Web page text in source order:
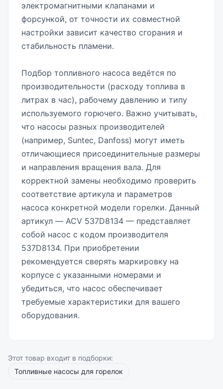
электромагнитными клапанами и
форсункой, от точности их совместной
настройки зависит качество сгорания и
стабильность пламени.
Подбор топливного насоса ведётся по
производительности (расходу топлива в
литрах в час), рабочему давлению и типу
используемого горючего. Важно учитывать,
что насосы разных производителей
(например, Suntec, Danfoss) могут иметь
отличающиеся присоединительные размеры
и направления вращения вала. Для
корректной замены необходимо проверить
соответствие артикула и параметров
насоса конкретной модели горелки. Данный
артикул — ACV 537D8134 — представляет
собой насос с кодом производителя
537D8134. При приобретении
рекомендуется сверять маркировку на
корпусе с указанными номерами и
убедиться, что насос обеспечивает
требуемые характеристики для вашего
оборудования.
Этот товар входит в подборки:
Топливные насосы для горелок